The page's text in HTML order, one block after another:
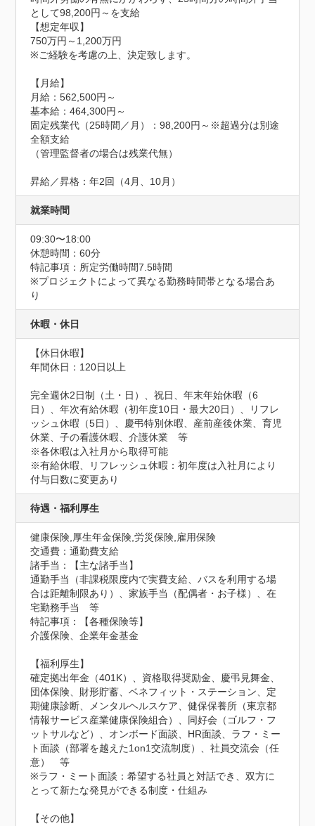
として98,200円～を支給
【想定年収】
750万円～1,200万円
※ご経験を考慮の上、決定致します。
【月給】
月給：562,500円～
基本給：464,300円～
固定残業代（25時間／月）：98,200円～※超過分は別途
全額支給
（管理監督者の場合は残業代無）
昇給／昇格：年2回（4月、10月）
就業時間
09:30〜18:00
休憩時間：60分
特記事項：所定労働時間7.5時間
※プロジェクトによって異なる勤務時間帯となる場合あ
り
休暇・休日
【休日休暇】
年間休日：120日以上
完全週休2日制（土・日）、祝日、年末年始休暇（6
日）、年次有給休暇（初年度10日・最大20日）、リフレ
ッシュ休暇（5日）、慶弔特別休暇、産前産後休業、育児
休業、子の看護休暇、介護休業　等
※各休暇は入社月から取得可能
※有給休暇、リフレッシュ休暇：初年度は入社月により
付与日数に変更あり
待遇・福利厚生
健康保険,厚生年金保険,労災保険,雇用保険
交通費：通勤費支給
諸手当：【主な諸手当】
通勤手当（非課税限度内で実費支給、バスを利用する場
合は距離制限あり）、家族手当（配偶者・お子様）、在
宅勤務手当　等
特記事項：【各種保険等】
介護保険、企業年金基金
【福利厚生】
確定拠出年金（401K）、資格取得奨励金、慶弔見舞金、
団体保険、財形貯蓄、ベネフィット・ステーション、定
期健康診断、メンタルヘルスケア、健保保養所（東京都
情報サービス産業健康保険組合）、同好会（ゴルフ・フ
ットサルなど）、オンボード面談、HR面談、ラフ・ミー
ト面談（部署を越えた1on1交流制度）、社員交流会（任
意）　等
※ラフ・ミート面談：希望する社員と対話でき、双方に
とって新たな発見ができる制度・仕組み
【その他】